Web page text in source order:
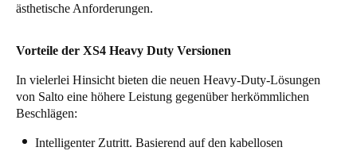
ästhetische Anforderungen.
Vorteile der XS4 Heavy Duty Versionen
In vielerlei Hinsicht bieten die neuen Heavy-Duty-Lösungen
von Salto eine höhere Leistung gegenüber herkömmlichen
Beschlägen:
Intelligenter Zutritt. Basierend auf den kabellosen